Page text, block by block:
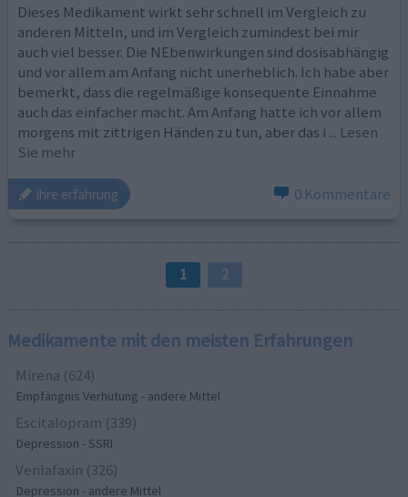
Dieses Medikament wirkt sehr schnell im Vergleich zu
anderen Mitteln, und im Vergleich zumindest bei mir
auch viel besser. Die NEbenwirkungen sind dosisabhängig
und vor allem am Anfang nicht unerheblich. Ich habe aber
bemerkt, dass die regelmäßige konsequente Einnahme
auch das einfacher macht. Am Anfang hatte ich vor allem
morgens mit zittrigen Händen zu tun, aber das i ... Lesen
Sie mehr
ihre erfahrung 0 Kommentare
1 2
Medikamente mit den meisten Erfahrungen
Mirena (624)
Empfängnis Verhütung - andere Mittel
Escitalopram (339)
Depression - SSRI
Venlafaxin (326)
Depression - andere Mittel